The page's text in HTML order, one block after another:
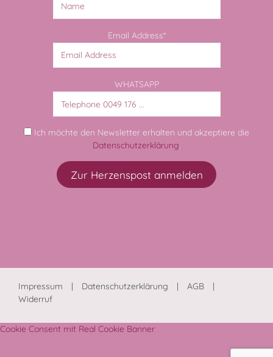
Email Address*
WHATSAPP
Ich möchte den Newsletter erhalten und akzeptiere die
Datenschutzerklärung.
Impressum Datenschutzerklärung
AGB
Widerruf
Cookie Consent mit Real Cookie Banner